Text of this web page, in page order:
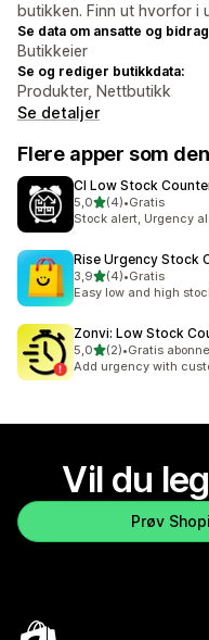
butikken. Finn ut hvorfor i
Se data om ansatte og
Butikkeier
Se og rediger butikkdata:
Produkter, Nettbutikk
Se detaljer
Flere apper som
CI Low Stock
5,0av 5 stjerner
(4)
Totalt 4 omtaler
•Gratis
Stock alert, Urgency
Rise Urgency Stock
3,9av 5 stjerner
(4)
Totalt 4 omtaler
•Gratis
Easy low and high
Zonvi: Low Stock
5,0av 5 stjerner
(2)
Totalt 2 omtaler
•Gratis
Add urgency with
Vil du
Prøv